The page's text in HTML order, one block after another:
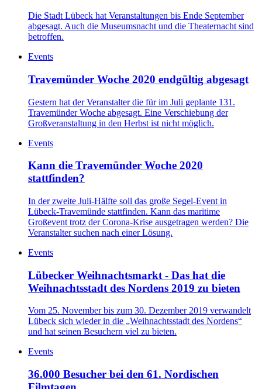
Die Stadt Lübeck hat Veranstaltungen bis Ende September
abgesagt. Auch die Museumsnacht und die Theaternacht sind
betroffen.
Events
Travemünder Woche 2020 endgültig abgesagt
Gestern hat der Veranstalter die für im Juli geplante 131.
Travemünder Woche abgesagt. Eine Verschiebung der
Großveranstaltung in den Herbst ist nicht möglich.
Events
Kann die Travemünder Woche 2020
stattfinden?
In der zweite Juli-Hälfte soll das große Segel-Event in
Lübeck-Travemünde stattfinden. Kann das maritime
Großevent trotz der Corona-Krise ausgetragen werden? Die
Veranstalter suchen nach einer Lösung.
Events
Lübecker Weihnachtsmarkt - Das hat die
Weihnachtsstadt des Nordens 2019 zu bieten
Vom 25. November bis zum 30. Dezember 2019 verwandelt
Lübeck sich wieder in die „Weihnachtsstadt des Nordens“
und hat seinen Besuchern viel zu bieten.
Events
36.000 Besucher bei den 61. Nordischen